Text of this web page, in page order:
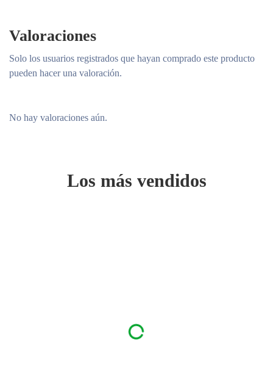
Valoraciones
No hay valoraciones aún.
Solo los usuarios registrados que hayan comprado este producto
pueden hacer una valoración.
Los más vendidos